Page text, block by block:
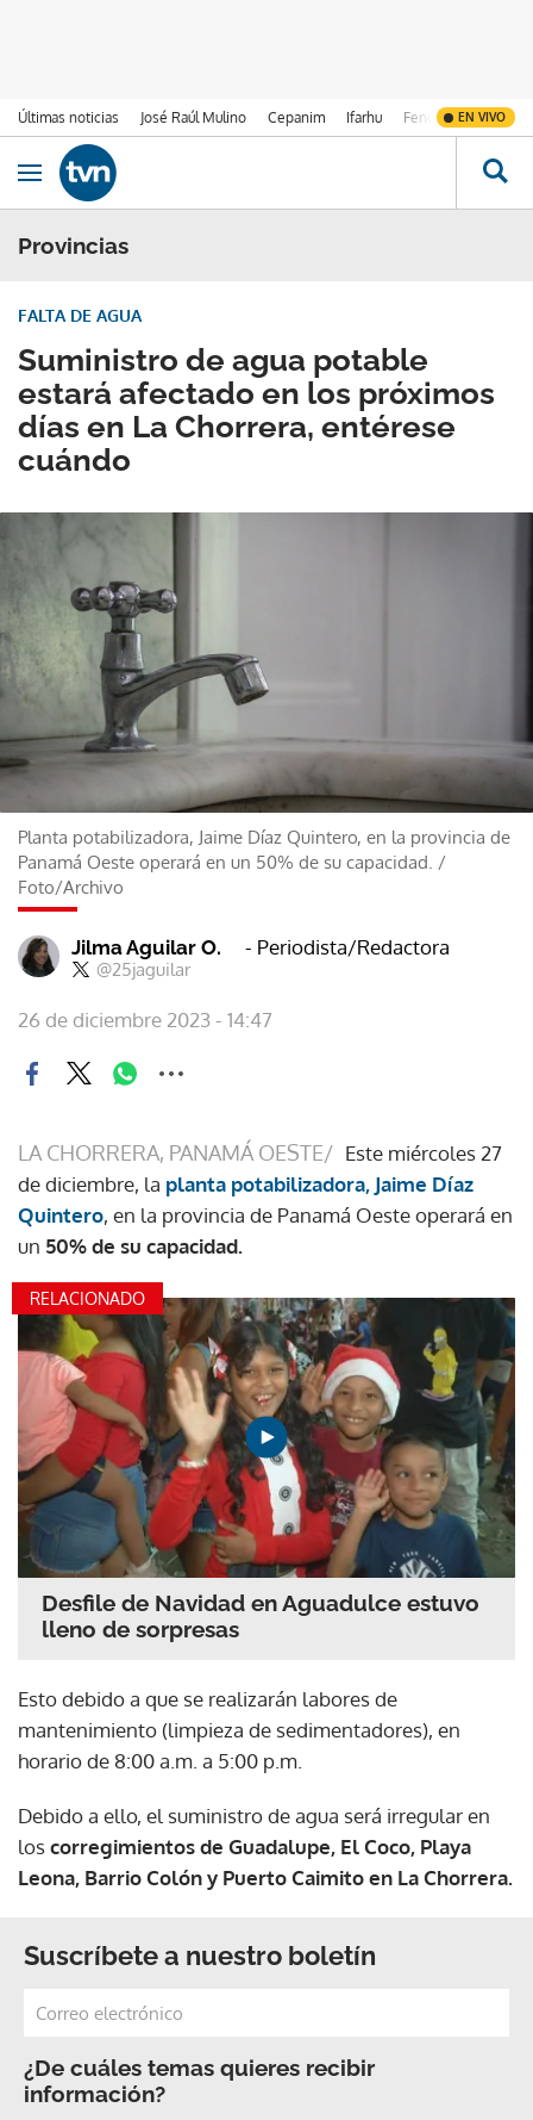
Últimas noticias José Raúl Mulino Cepanim Ifarhu Fenómeno de El
EN VIVO
Ir al contenido
Obrir navegació
Provincias
Suministro de agua potable
estará afectado en los próximos
días en La Chorrera, entérese
cuándo
FALTA DE AGUA
Planta potabilizadora, Jaime Díaz Quintero, en la provincia de
Panamá Oeste operará en un 50% de su capacidad. /
Foto/Archivo
Jilma Aguilar O.
@25jaguilar
- Periodista/Redactora
26 de diciembre 2023 - 14:47
LA CHORRERA, PANAMÁ OESTE/ Este miércoles 27
de diciembre, la planta potabilizadora, Jaime Díaz
Quintero, en la provincia de Panamá Oeste operará en
un 50% de su capacidad.
RELACIONADO
Desfile de Navidad en Aguadulce estuvo
lleno de sorpresas
Esto debido a que se realizarán labores de
mantenimiento (limpieza de sedimentadores), en
horario de 8:00 a.m. a 5:00 p.m.
Debido a ello, el suministro de agua será irregular en
loscorregimientos de Guadalupe, El Coco, Playa
Leona, Barrio Colón y Puerto Caimito en La Chorrera.
Suscríbete a nuestro boletín
¿De cuáles temas quieres recibir
información?